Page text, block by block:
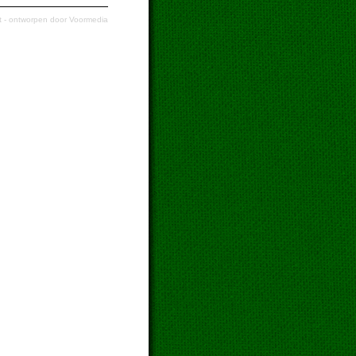
- ontworpen door Voormedia